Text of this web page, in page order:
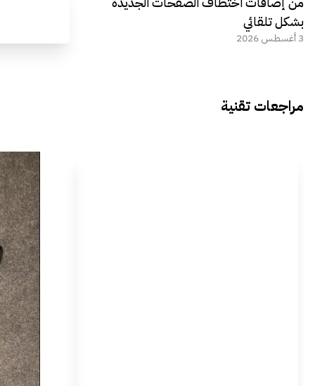
بشكل تلقائي
3 أغسطس 2026
مراجعات تقنية